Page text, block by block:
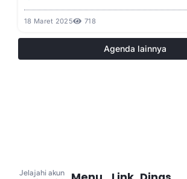
18 Maret 2025 718
Agenda lainnya
Jelajahi akun